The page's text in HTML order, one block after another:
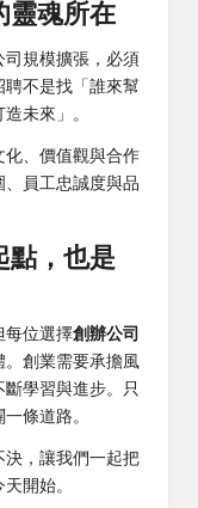
靈魂所在
規模擴張，必須
不是找「誰來幫
未來」。
化、價值觀與合作
員工忠誠度與品
點，也是
每位選擇創辦公司
。創業需要承擔風
學習與進步。只
條道路。
決，讓我們一起把
開始。